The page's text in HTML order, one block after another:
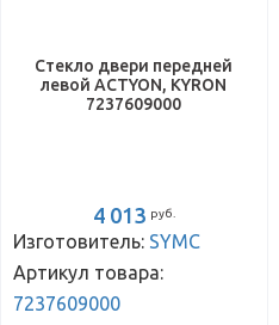
Стекло двери передней
левой ACTYON, KYRON
7237609000
4 013 руб.
Изготовитель: SYMC
Артикул товара:
7237609000